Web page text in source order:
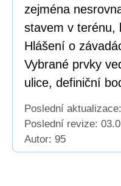
zejména
stavem v terénu,
Hlášení o
Vybrané prvky
ulice, definiční
Poslední
Poslední revize:
Autor: 95